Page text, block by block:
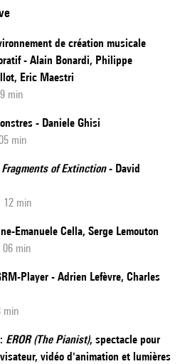
de création musicale
- Alain Bonardi, Philippe
Eric Maestri
min
- Daniele Ghisi
min
Fragments of Extinction- David
12 min
Emanuele Cella, Serge Lemouton
min
Player - Adrien Lefèvre, Charles
min
EROR (The Pianist), spectacle pour
vidéo d'animation et lumières